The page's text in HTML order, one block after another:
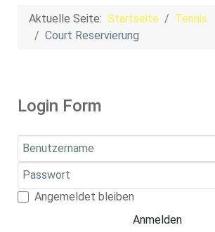
Aktuelle Seite: Startseite
Tennis
Court Reservierung
Login Form
Benutzername
Passwort
Angemeldet bleiben
Anmelden